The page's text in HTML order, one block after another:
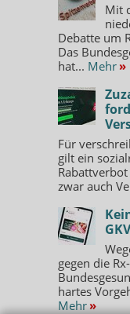
Mit
Debatte um
Das
hat... Mehr »
Für
gilt ein
zwar auch
gegen die
hartes
Mehr»